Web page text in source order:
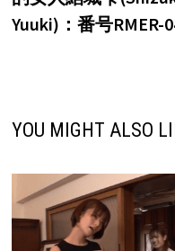
导
Yuuki)：番号RMER-
YOU MIGHT ALSO